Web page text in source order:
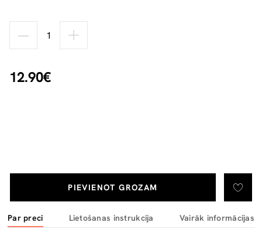
12.90€
PIEVIENOT GROZAM
Par preci Lietošanas instrukcija Vairāk informācijas